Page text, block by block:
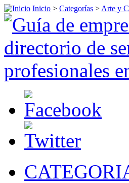
Inicio > Categorías > Arte y